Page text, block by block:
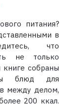
питания?
в
что
не только
собраны
блюд для
между делом,
200 ккал.